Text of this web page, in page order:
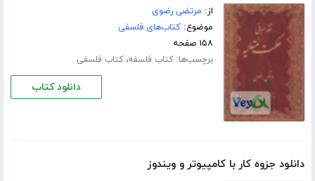
از: مرتضی رضوی
موضوع:کتاب‌های فلسفی
۱۵۸ صفحه
برچسب‌ها:کتاب فلسفه،کتاب فلسفی
دانلود کتاب
دانلود جزوه کار با کامپیوتر و ویندوز